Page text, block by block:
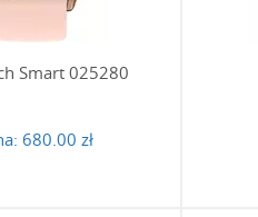
Smart 025280
680.00 zł